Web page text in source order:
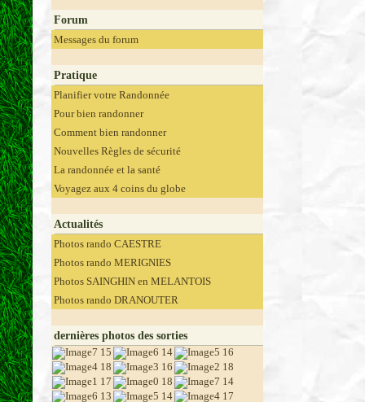
Forum
Messages du forum
Pratique
Planifier votre Randonnée
Pour bien randonner
Comment bien randonner
Nouvelles Règles de sécurité
La randonnée et la santé
Voyagez aux 4 coins du globe
Actualités
Photos rando CAESTRE
Photos rando MERIGNIES
Photos SAINGHIN en MELANTOIS
Photos rando DRANOUTER
dernières photos des sorties